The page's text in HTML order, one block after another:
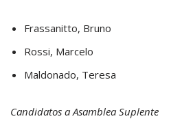
Frassanitto, Bruno
Rossi, Marcelo
Maldonado, Teresa
Candidatos a Asamblea Suplente